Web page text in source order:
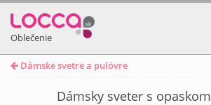
Oblečenie
Dámske svetre a pulóvre
Dámsky sveter s